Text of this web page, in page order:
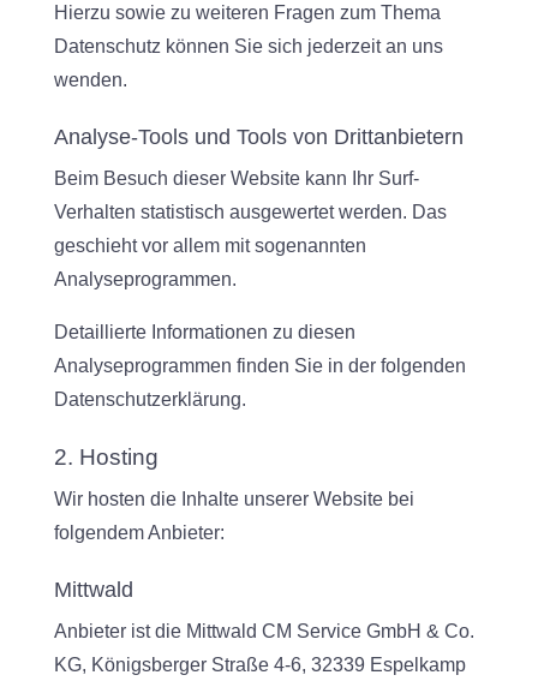
Hierzu sowie zu weiteren Fragen zum Thema
Datenschutz können Sie sich jederzeit an uns
wenden.
Analyse-Tools und Tools von Dritt­anbietern
Beim Besuch dieser Website kann Ihr Surf-
Verhalten statistisch ausgewertet werden. Das
geschieht vor allem mit sogenannten
Analyseprogrammen.
Detaillierte Informationen zu diesen
Analyseprogrammen finden Sie in der folgenden
Datenschutzerklärung.
2. Hosting
Wir hosten die Inhalte unserer Website bei
folgendem Anbieter:
Mittwald
Anbieter ist die Mittwald CM Service GmbH & Co.
KG, Königsberger Straße 4-6, 32339 Espelkamp